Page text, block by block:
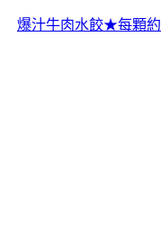
爆汁牛肉水餃★每顆